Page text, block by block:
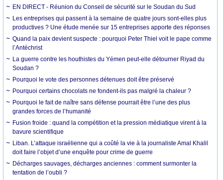
EN DIRECT - Réunion du Conseil de sécurité sur le Soudan du Sud
Les entreprises qui passent à la semaine de quatre jours sont-elles plus
productives ? Une étude menée sur 15 entreprises apporte des réponses
Quand la paix devient suspecte : pourquoi Peter Thiel voit le pape comme
l’Antéchrist
La guerre contre les houthistes du Yémen peut-elle détourner Riyad du
Soudan ?
Pourquoi le vote des personnes détenues doit être préservé
Pourquoi certains chocolats ne fondent-ils pas malgré la chaleur ?
Pourquoi le fait de naître sans défense pourrait être l’une des plus
grandes forces de l’humanité
Fusion froide : quand la compétition et la pression médiatique virent à la
bavure scientifique
Liban. L’attaque israélienne qui a coûté la vie à la journaliste Amal Khalil
doit faire l’objet d’une enquête pour crime de guerre
Décharges sauvages, décharges anciennes : comment surmonter la
tentation de l’oubli ?